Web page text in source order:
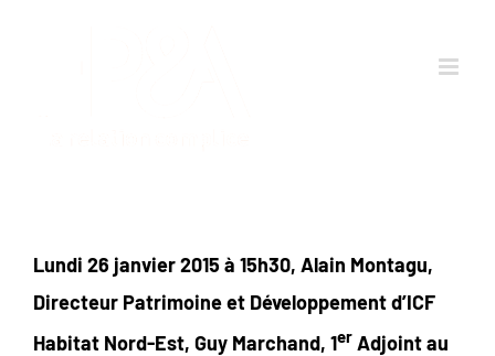
Lundi 26 janvier 2015 à 15h30, Alain Montagu,
Directeur Patrimoine et Développement d’ICF
Habitat Nord-Est, Guy Marchand, 1er Adjoint au